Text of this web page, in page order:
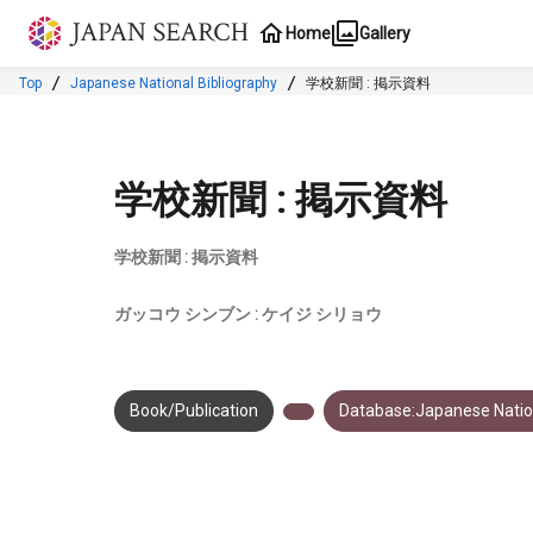
Jump to main content
Home Gallery
Top Japanese National Bibliography 学校新聞 : 掲示資料
学校新聞 : 掲示資料
学校新聞 : 掲示資料
ガッコウ シンブン : ケイジ シリョウ
Book/Publication Database:Japanese